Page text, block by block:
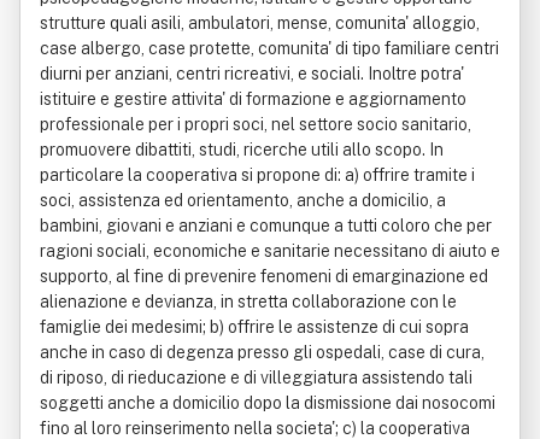
strutture quali asili, ambulatori, mense, comunita' alloggio,
case albergo, case protette, comunita' di tipo familiare centri
diurni per anziani, centri ricreativi, e sociali. Inoltre potra'
istituire e gestire attivita' di formazione e aggiornamento
professionale per i propri soci, nel settore socio sanitario,
promuovere dibattiti, studi, ricerche utili allo scopo. In
particolare la cooperativa si propone di: a) offrire tramite i
soci, assistenza ed orientamento, anche a domicilio, a
bambini, giovani e anziani e comunque a tutti coloro che per
ragioni sociali, economiche e sanitarie necessitano di aiuto e
supporto, al fine di prevenire fenomeni di emarginazione ed
alienazione e devianza, in stretta collaborazione con le
famiglie dei medesimi; b) offrire le assistenze di cui sopra
anche in caso di degenza presso gli ospedali, case di cura,
di riposo, di rieducazione e di villeggiatura assistendo tali
soggetti anche a domicilio dopo la dismissione dai nosocomi
fino al loro reinserimento nella societa'; c) la cooperativa